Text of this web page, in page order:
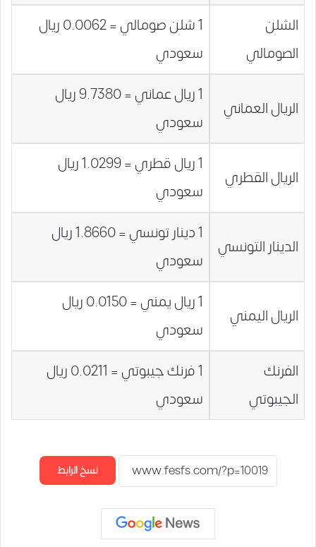
الشلن
الصومالي
1 شلن صومالي = 0.0062 ريال
سعودي
الريال العماني
1 ريال عماني = 9.7380 ريال
سعودي
الريال القطري
1 ريال قطري = 1.0299 ريال
سعودي
الدينار التونسي
1 دينار تونسي = 1.8660 ريال
سعودي
الريال اليمني
1 ريال يمني = 0.0150 ريال
سعودي
الفرنك
الجيبوتي
1 فرنك جيبوتي = 0.0211 ريال
سعودي
نسخ الرابط